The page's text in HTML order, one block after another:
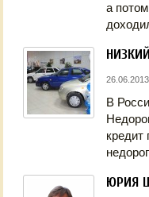
а
26.06.2013
В
кредит
ЮРИЯ